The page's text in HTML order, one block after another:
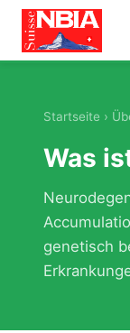
Startseite ›
Was
genetisch